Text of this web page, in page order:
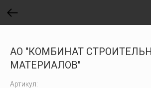
АО "КОМБИНАТ
МАТЕРИАЛОВ"
Артикул: